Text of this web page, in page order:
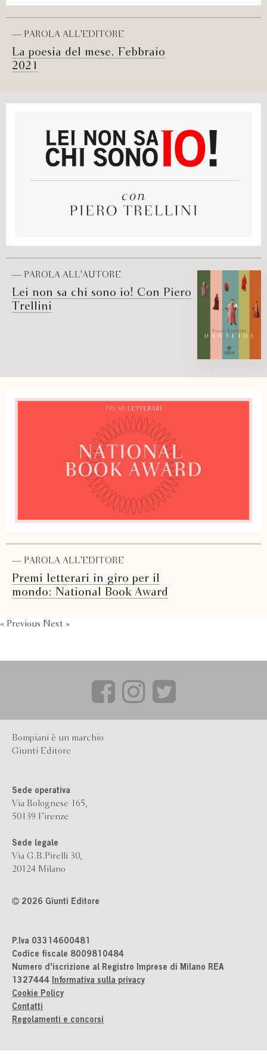
— PAROLA ALL'EDITORE
La poesia del mese. Febbraio
2021
— PAROLA ALL'AUTORE
Lei non sa chi sono io! Con Piero
Trellini
— PAROLA ALL'EDITORE
Premi letterari in giro per il
mondo: National Book Award
« Previous Next »
Bompiani è un marchio
Giunti Editore
Sede operativa
Via Bolognese 165,
50139 Firenze
Sede legale
Via G.B.Pirelli 30,
20124 Milano
2026 Giunti Editore
P.Iva 03314600481
Codice fiscale 8009810484
Numero d'iscrizione al Registro Imprese di Milano REA
1327444 Informativa sulla privacy
Cookie Policy
Contatti
Regolamenti e concorsi